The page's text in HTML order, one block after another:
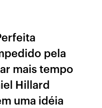
pela
mais tempo
Hillard
uma idéia